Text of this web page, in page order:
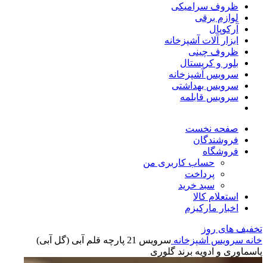
ظروف سرامیکی
لوازم برقی
آرکوپال
ابزار آلات آشپزخانه
ظروف چینی
بلور و کریستال
سرویس آشپزخانه
سرویس بهداشتی
سرویس قابلمه
صفحه نخست
فروشندگان
فروشگاه
حساب کاربری من
پرداخت
سبد خرید
استعلام کالا
اخبار مارکیزم
تخفیف های روز
خانه سرویس آشپزخانه
سرویس 21 پارچه قلم آبی (گل آبی)
پاسماوری و ادویه برند گلوری